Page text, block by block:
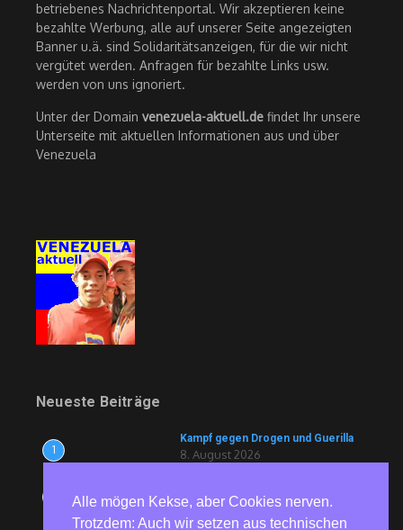
betriebenes Nachrichtenportal. Wir akzeptieren keine
bezahlte Werbung, alle auf unserer Seite angezeigten
Banner u.ä. sind Solidaritätsanzeigen, für die wir nicht
vergütet werden. Anfragen für bezahlte Links usw.
werden von uns ignoriert.
Unter der Domain venezuela-aktuell.de findet Ihr unsere
Unterseite mit aktuellen Informationen aus und über
Venezuela
Neueste Beiträge
1
Kampf gegen Drogen und Guerilla
8. August 2026
nationale Resilienz?
8. August 2026
Alle mögen Kekse, aber Cookies nerven.
Trotzdem: Auch wir setzen aus technischen